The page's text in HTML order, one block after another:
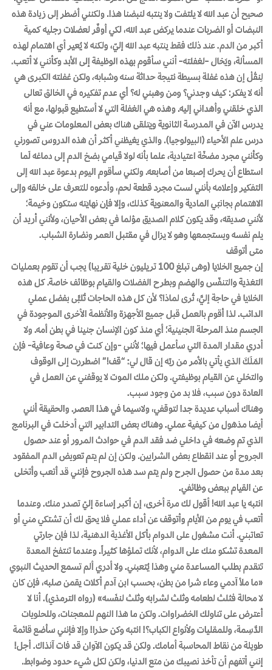
صحيح أن عبد الله لا يلتفت ولا ينتبه لنبضنا هذا. ولكنني أضطر إلى زيادة هذه
النبضات أو الضربات عندما يركض عبد الله، لكي أوفّر لعضلات رجليه كمية
أكبر من الدم. عند ذلك فقط ينتبه عبد الله إليّ، ولكنه لا يُعير أي اهتمام لهذه
المسألة، ويَخال -لغفلته- أنني سأقوم بهذه الوظيفة إلى الأبد وكأنني لا أتعب.
لِنقُلْ إن هذه غفلة بسيطة نتيجة حداثة سنه وشبابه، ولكن غفلته الكبرى هي
أنه لا يفكر: كيف وجدني؟ ومن وهبني له؟ أي عدم تفكيره في الخالق تعالى
الذي خلقني وأهداني إليه. وهذه هي الغفلة التي لا أستطيع قبولها، مع أنه
يدرس الآن في المدرسة الثانوية ويتلقى هناك بعض المعلومات عني في
درس علم الأحياء (البيولوجيا). والذي يغيظني أكثر أن هذه الدروس تصورني
وكأنني مجرد مضخّة اعتيادية، علما بأنه لولا قيامي بضخ الدم إلى دماغه لَما
استطاع أن يحرك إصبعا من أصابعه. ولكني سأقوم اليوم بدعوة عبد الله إلى
التفكير وإعلامه بأنني لست مجرد قطعة لحم، وأدعوه للتعرف على خالقه وإلى
الاهتمام بجانبَي المادية والمعنوية كذلك، وإلا فإن نهايته ستكون وخيمة؛
لأنني صديقه، وقد يكون كلام الصديق مؤلما في بعض الأحيان، ولأنني أريد أن
يلم نفسه ويستجمعها وهو لا يزال في مقتبل العمر ونضارة الشباب.
متى أتوقف
إن جميع الخلايا (وهى تبلغ 100 تريليون خلية تقريبا) يجب أن تقوم بعمليات
التغذية والتنفّس والهضم وبطرح الفضلات والقيام بوظائف خاصة. كل هذه
الخلايا في حاجة إليَّ، تُرى لماذا؟ لأن كل هذه الحاجات تُلبَّى بفضل عملي
الدائب. لذا أقوم بالعمل قبل جميع الأجهزة والأنظمة الأخرى الموجودة في
الجسم منذ المرحلة الجنينية؛ أي منذ كون الإنسان جنينا في بطن أمه. ولا
أدري مقدار المدة التي سأعمل فيها؛ لأنني -وإن كنت في صحة وعافية- فإن
المَلَكَ الذي يأتي بالأمر من ربّه إن قال لي: “قف!” اضطررت إلى الوقوف
والتخلي عن القيام بوظيفتي. ولكن ملك الموت لا يوقفني عن العمل في
العادة دون سبب، فلا بد من وجود سبب.
وهناك أسباب عديدة جدا لتوقفي، ولاسيما في هذا العصر. والحقيقة أنني
أيضا مذهول من كيفية عملي. وهناك بعض التدابير التي أدخلت في البرنامج
الذي تم وضعه في داخلي ضد فقد الدم في حوادث المرور أو عند حصول
الجروح أو عند انقطاع بعض الشرايين. ولكن إن لم يتم تعويض الدم المفقود
بعد مدة من حصول الجرح ولم يتم سد هذه الجروح فإنني قد أتعب وأتخلى
عن القيام ببعض وظائفي.
انتبه يا عبد الله! أقول لك مرة أخرى، إن أكبر إساءة إليّ تصدر منك. وعندما
أتعب في يوم من الأيام وأتوقف عن أداء عملي فلا يحق لك أن تشتكي مني أو
تعاتبني. أنت مشغول على الدوام بأكل الأغذية الدهنية، لذا فإن جارتي
المعدة تشكو منك على الدوام، لأنك تملؤها كثيراً. وعندما تنتفخ المعدة
تتقدم بطلب المساعدة مني وهذا يُتعبني. ولا أدري ألم تسمع الحديث النبوي
«ما ملأ آدمي وعاء شرا من بطن، بحسب ابن آدم أكلات يقمن صلبه، فإن كان
لا محالة فثلث لطعامه وثلث لشرابه وثلث لنفَسه» (رواه الترمذي). أنا لا
أعترض على تناولك الخضراوات. ولكن ما هذا النهم للمعجنات، وللحلويات
الدَّسِمة، وللمقليات ولأنواع الكباب؟! انتبه وكن حذرا! وإلا فإنني سأضع قائمة
طويلة من نقاط المحاسبة أمامك. ولكن قد يكون الآوان قد فات آنذاك. أجل!
إنني أتفهم أن تأخذ نصيبك من متع الدنيا، ولكن لكل شيء حدود وضوابط.